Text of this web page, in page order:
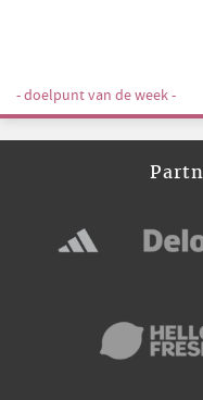
- doelpunt van de week -